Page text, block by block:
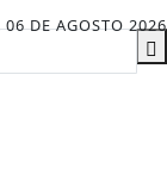
DE AGOSTO 2026